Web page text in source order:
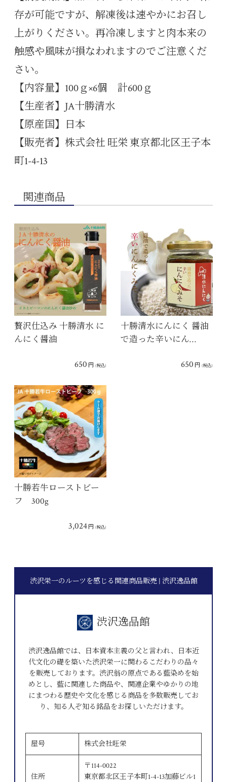
存が可能ですが、解凍後は速やかにお召し
上がりください。再冷凍しますと肉本来の
触感や風味が損なわれますのでご注意くだ
さい。
【内容量】100ｇ×6個 計600ｇ
【生産者】JA十勝清水
【原産国】日本
【販売者】株式会社 旺栄 東京都北区王子本
町1-4-13
関連商品
贅沢仕込み 十勝清水 に
んにく醤油
650 円 (税込)
十勝清水にんにく 醤油
で造った辛いにん…
650 円 (税込)
十勝若牛ローストビー
フ 300g
3,024 円 (税込)
渋沢栄一のルーツを感じる関連商品販売 | 渋沢逸品館
渋沢逸品館
渋沢逸品館では、日本資本主義の父と言われ、日本近
代文化の礎を築いた渋沢栄一に関わるこだわりの品々
を販売しております。渋沢翁の原点である藍染めを始
めとし、藍に関連した商品や、関連企業やゆかりの地
にまつわる歴史や文化を感じる商品を多数販売してお
り、知る人ぞ知る銘品をお探しいただけます。
屋号 株式会社旺栄
住所
〒114-0022
東京都北区王子本町1-4-13加藤ビル1